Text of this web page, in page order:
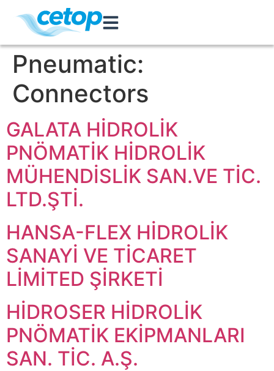
Pneumatic:
Connectors
GALATA HİDROLİK
PNÖMATİK HİDROLİK
MÜHENDİSLİK SAN.VE TİC.
LTD.ŞTİ.
HANSA-FLEX HİDROLİK
SANAYİ VE TİCARET
LİMİTED ŞİRKETİ
HİDROSER HİDROLİK
PNÖMATİK EKİPMANLARI
SAN. TİC. A.Ş.